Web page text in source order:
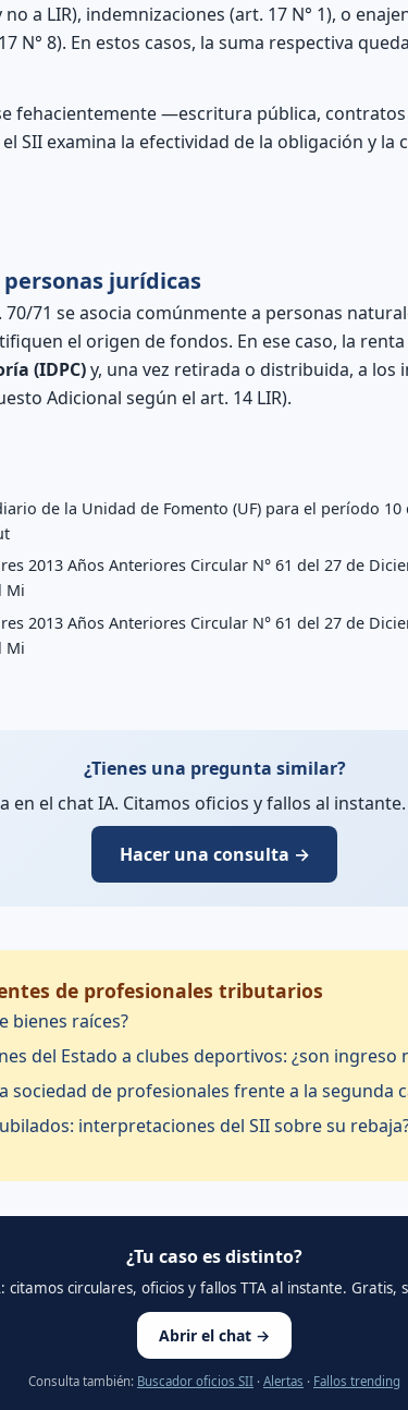
no a LIR), indemnizaciones (art. 17 N° 1), o
N° 8). En estos casos, la suma respectiva
fehacientemente —escritura pública,
SII examina la efectividad de la obligación y la
jurídicas
71 se asocia comúnmente a personas
el origen de fondos. En ese caso, la
(IDPC)y, una vez retirada o distribuida, a los
Adicional según el art. 14 LIR).
de la Unidad de Fomento (UF) para el período
2013 Años Anteriores Circular N° 61 del 27 de
Mi
2013 Años Anteriores Circular N° 61 del 27 de
Mi
¿Tienes una pregunta similar?
en el chat IA. Citamos oficios y fallos al
Hacer una consulta →
de profesionales tributarios
bienes raíces?
del Estado a clubes deportivos: ¿son ingreso
sociedad de profesionales frente a la segunda
interpretaciones del SII sobre su
¿Tu caso es distinto?
citamos circulares, oficios y fallos TTA al instante. Gratis,
Abrir el chat →
Consulta también: Buscador oficios SII · Alertas · Fallos trending